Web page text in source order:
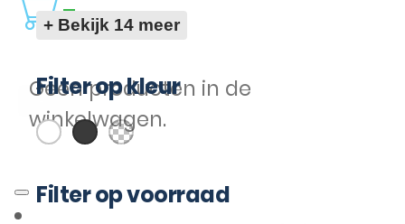
0
Geen producten in de
winkelwagen.
+ Bekijk 14 meer
Filter op kleur
Filter op kleur
(3) (8)
Transparent (16)
Filter op voorraad